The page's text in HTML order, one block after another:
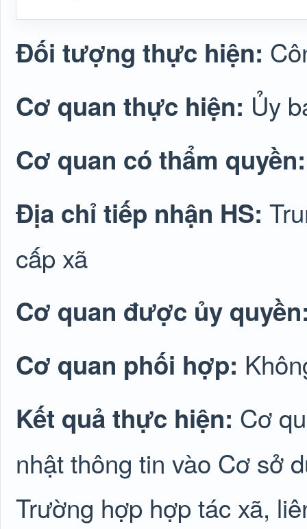
Đối tượng thực hiện:
Cơ quan thực hiện: Ủy
Cơ quan có thẩm
Địa chỉ tiếp nhận HS:
cấp xã
Cơ quan được ủy
Cơ quan phối hợp:
Kết quả thực hiện: Cơ
nhật thông tin vào Cơ sở
Trường hợp hợp tác xã,